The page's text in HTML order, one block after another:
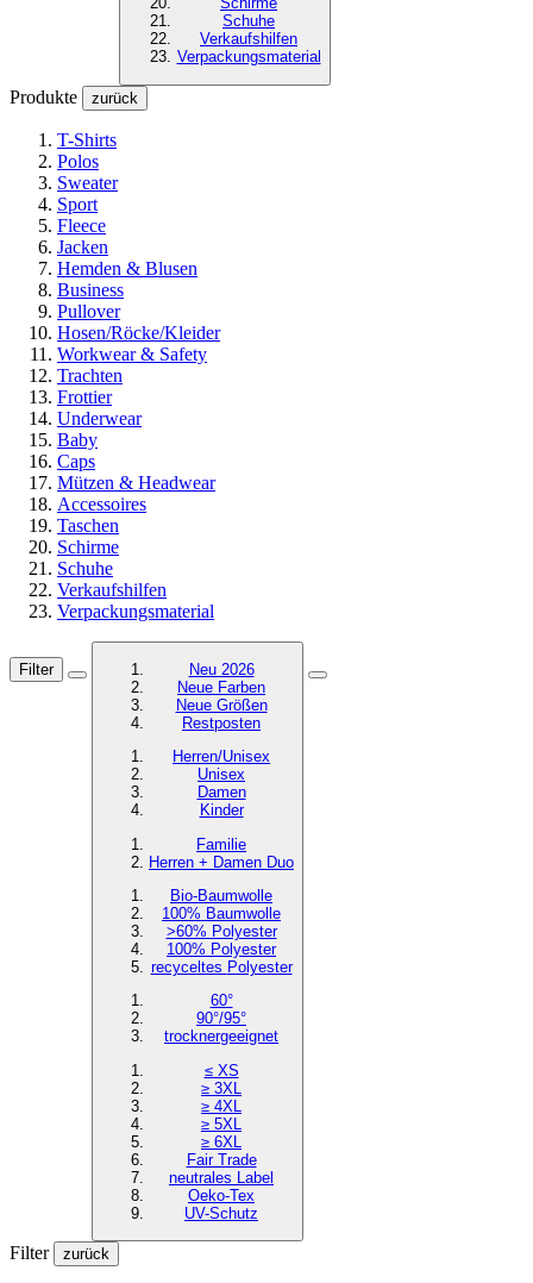
Schuhe
Verkaufshilfen
Verpackungsmaterial
Produkte zurück
T-Shirts
Polos
Sweater
Sport
Fleece
Jacken
Hemden & Blusen
Business
Pullover
Hosen/Röcke/Kleider
Workwear & Safety
Trachten
Frottier
Underwear
Baby
Caps
Mützen & Headwear
Accessoires
Taschen
Schirme
Schuhe
Verkaufshilfen
Verpackungsmaterial
Filter
Neu 2026
Neue Farben
Neue Größen
Restposten
Herren/Unisex
Unisex
Damen
Kinder
Familie
Herren + Damen Duo
Bio-Baumwolle
100% Baumwolle
>60% Polyester
100% Polyester
recyceltes Polyester
60°
90°/95°
trocknergeeignet
≤ XS
≥ 3XL
≥ 4XL
≥ 5XL
≥ 6XL
Fair Trade
neutrales Label
Oeko-Tex
UV-Schutz
Filter zurück